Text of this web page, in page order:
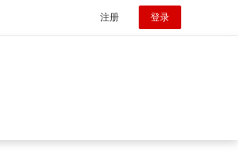
注册 登录